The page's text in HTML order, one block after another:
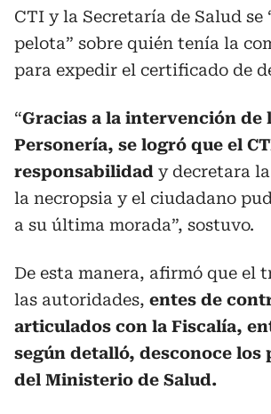
CTI y la Secretaría de Salud se
pelota” sobre quién tenía la
para expedir el certificado de
“Gracias a la intervención de
Personería, se logró que el
responsabilidad y decretara
la necropsia y el ciudadano
a su última morada”, sostuvo.
De esta manera, afirmó que el
las autoridades, entes de
articulados con la Fiscalía,
según detalló, desconoce los
del Ministerio de Salud.